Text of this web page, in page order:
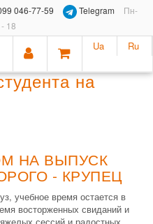
046-77-59 Telegram
Пн-
18
Ua Ru
на
НА ВЫПУСК
- КРУПЕЦ
учебное время остается в
восторженных свиданий и